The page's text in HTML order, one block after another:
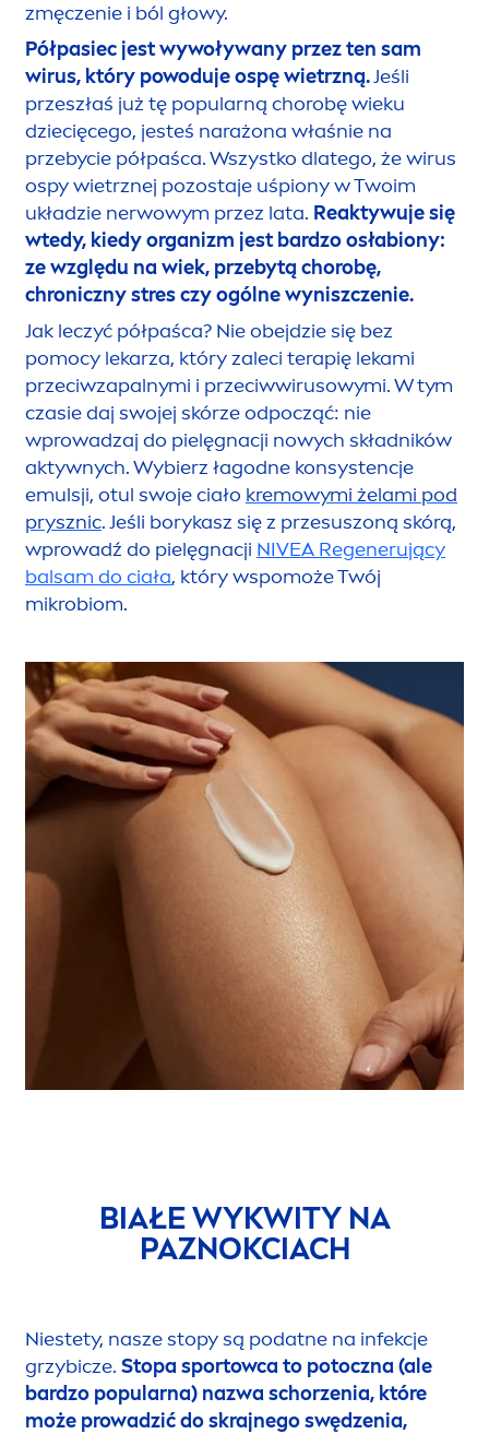
zmęczenie i ból głowy.
Półpasiec jest wywoływany przez ten sam
wirus, który powoduje ospę wietrzną.Jeśli
przeszłaś już tę popularną chorobę wieku
dziecięcego, jesteś narażona właśnie na
przebycie półpaśca. Wszystko dlatego, że wirus
ospy wietrznej pozostaje uśpiony w Twoim
układzie nerwowym przez lata. Reaktywuje się
wtedy, kiedy organizm jest bardzo osłabiony:
ze względu na wiek, przebytą chorobę,
chroniczny stres czy ogólne wyniszczenie.
Jak leczyć półpaśca? Nie obejdzie się bez
pomocy lekarza, który zaleci terapię lekami
przeciwzapalnymi i przeciwwirusowymi. W tym
czasie daj swojej skórze odpocząć: nie
wprowadzaj do pielęgnacji nowych składników
aktywnych. Wybierz łagodne konsystencje
emulsji, otul swoje ciało kremowymi żelami pod
prysznic. Jeśli borykasz się z przesuszoną skórą,
wprowadź do pielęgnacji NIVEA Regenerujący
balsam do ciała, który wspomoże Twój
mikrobiom.
BIAŁE WYKWITY NA
PAZNOKCIACH
Niestety, nasze stopy są podatne na infekcje
grzybicze. Stopa sportowca to potoczna (ale
bardzo popularna) nazwa schorzenia, które
może prowadzić do skrajnego swędzenia,